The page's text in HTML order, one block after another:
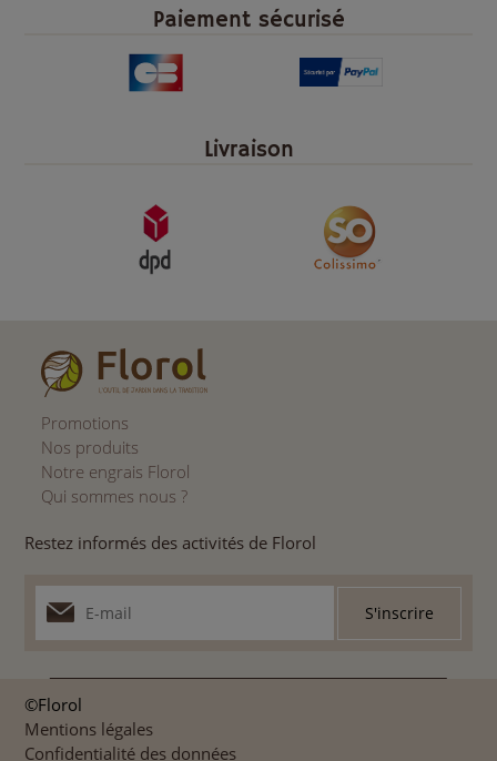
Paiement sécurisé
Livraison
Promotions
Nos produits
Notre engrais Florol
Qui sommes nous ?
Restez informés des activités de Florol
©Florol
Mentions légales
Confidentialité des données